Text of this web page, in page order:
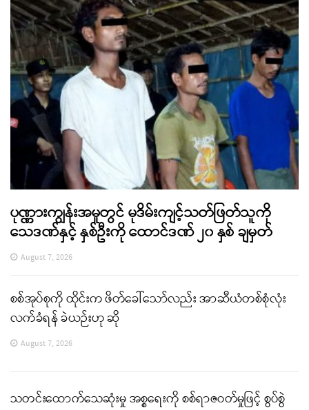
ပုဏ္ဏားကျွန်းအမှုတွင် မုဒိမ်းကျင့်သတ်ဖြတ်သူကို
သေဒဏ်နှင့် နှစ်ဦးကို ထောင်ဒဏ် ၂၀ နှစ် ချမှတ်
August 7, 2026
စစ်အုပ်စုကို ထိုင်းက ဖိတ်ခေါ်သော်လည်း အာဆီယံတစ်စုံလုံး
လက်ခံရန် ခဲယဉ်းဟု ဆို
August 7, 2026
သတင်းထောက်သေဆုံးမှု အစ္စရေးကို စစ်ရာဇဝတ်မှုဖြင့် စွပ်စွဲ